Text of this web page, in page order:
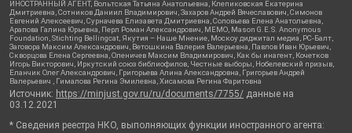
ИНОСТРАННЫЙ АГЕНТ, Вольтская Татьяна Анатольевна, Клепиковская Екатерина
Дмитриевна, Сотников Даниил Владимирович, Захаров Андрей Вячеславович, Симонов
Евгений Алексеевич, Сурначева Елизавета Дмитриевна, Соловьева Елена Анатольевна,
Арапова Галина Юрьевна, Перл Роман Александрович, МЕМО, Mason G.E.S. Anonymous
Foundation, Stichting Bellingcat, Якутия – Наше Мнение, Москоу диджитал медиа, РС-Балт,
Заговора Максим Александрович, Ветошкина Валерия Валерьевна, Павлов Иван Юрьевич,
Скворцова Елена Сергеевна, Оленичев Максим Владимирович, Как бы инагент, Кочетков
Игорь Викторович, Иркутский союз библиофилов, Честные выборы, Нобелевский призыв,
Еланчик Олег Александрович, Григорьева Алина Александровна, Григорьев Андрей
Валерьевич , Гималова Регина Эмилевна, Хисамова Регина Фаритовна
Источник: https://minjust.gov.ru/ru/documents/7755/ данные на
03.12.2021
* Сведения реестра НКО, выполняющих функции иностранного агента: